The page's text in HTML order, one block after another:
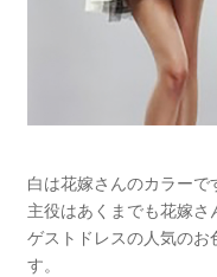
白は花嫁さんのカラーで
主役はあくまでも花嫁さ
ゲストドレスの人気の
す。